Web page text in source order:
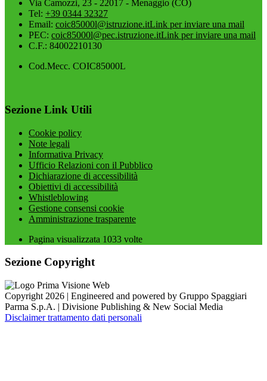
Via Camozzi, 23 - 22017 - Menaggio (CO)
Tel: +39 0344 32327
Email: coic85000l@istruzione.itLink per inviare una mail
PEC: coic85000l@pec.istruzione.itLink per inviare una mail
C.F.: 84002210130
Cod.Mecc. COIC85000L
Sezione Link Utili
Cookie policy
Note legali
Informativa Privacy
Ufficio Relazioni con il Pubblico
Dichiarazione di accessibilità
Obiettivi di accessibilità
Whistleblowing
Gestione consensi cookie
Amministrazione trasparente
Pagina visualizzata 1033 volte
Sezione Copyright
Copyright 2026 | Engineered and powered by Gruppo Spaggiari
Parma S.p.A. | Divisione Publishing & New Social Media
Disclaimer trattamento dati personali